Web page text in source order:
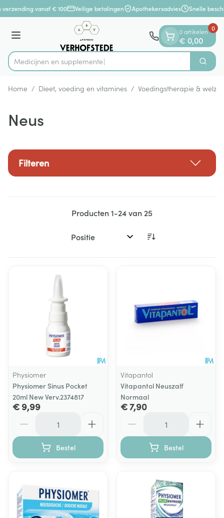
Ga naar de inhoud
1 van 1 vanaf € 100 Veilige betalingen Apothekersadvies Snelle
Menu
Product, merk, categorie...
Medici Zoek
0 artikelen
€ 0,00
0
Home / Dieet, voeding en vitamines / Voedingstherapie & welzijn
Neus
Filteren
Producten1-24van 25
Sorteer op:
Physiomer
Physiomer Sinus Pocket
20ml New Verv.2374817
€ 9,99
Bestel
Vitapantol
Vitapantol Neuszalf
Normaal
€ 7,90
Bestel